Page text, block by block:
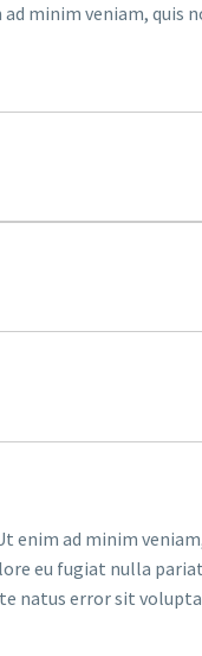
ad minim veniam, quis
enim ad minim
eu fugiat nulla
natus error sit